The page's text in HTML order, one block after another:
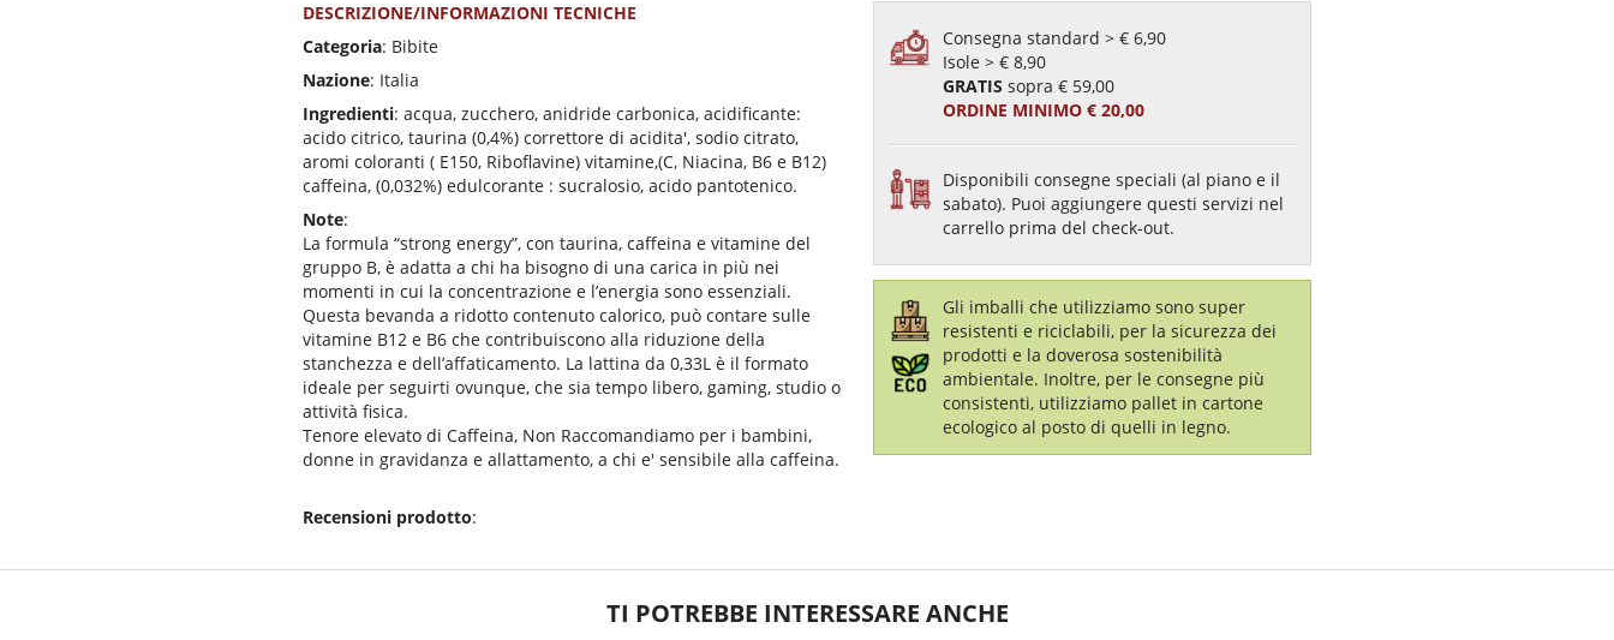
DESCRIZIONE/INFORMAZIONI TECNICHE
Categoria: Bibite
Nazione: Italia
Ingredienti: acqua, zucchero, anidride carbonica, acidificante:
acido citrico, taurina (0,4%) correttore di acidita', sodio citrato,
aromi coloranti ( E150, Riboflavine) vitamine,(C, Niacina, B6 e B12)
caffeina, (0,032%) edulcorante : sucralosio, acido pantotenico.
Note:
La formula “strong energy”, con taurina, caffeina e vitamine del
gruppo B, è adatta a chi ha bisogno di una carica in più nei
momenti in cui la concentrazione e l’energia sono essenziali.
Questa bevanda a ridotto contenuto calorico, può contare sulle
vitamine B12 e B6 che contribuiscono alla riduzione della
stanchezza e dell’affaticamento. La lattina da 0,33L è il formato
ideale per seguirti ovunque, che sia tempo libero, gaming, studio o
attività fisica.
Tenore elevato di Caffeina, Non Raccomandiamo per i bambini,
donne in gravidanza e allattamento, a chi e' sensibile alla caffeina.
Recensioni prodotto:
Consegna standard > € 6,90
Isole > € 8,90
GRATIS sopra € 59,00
ORDINE MINIMO € 20,00
Disponibili consegne speciali (al piano e il
sabato). Puoi aggiungere questi servizi nel
carrello prima del check-out.
Gli imballi che utilizziamo sono super
resistenti e riciclabili, per la sicurezza dei
prodotti e la doverosa sostenibilità
ambientale. Inoltre, per le consegne più
consistenti, utilizziamo pallet in cartone
ecologico al posto di quelli in legno.
TI POTREBBE INTERESSARE ANCHE